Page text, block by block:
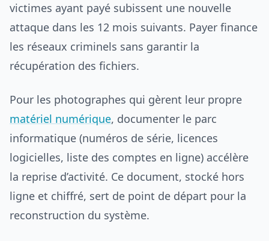
victimes ayant payé subissent une nouvelle
attaque dans les 12 mois suivants. Payer finance
les réseaux criminels sans garantir la
récupération des fichiers.
Pour les photographes qui gèrent leur propre
matériel numérique, documenter le parc
informatique (numéros de série, licences
logicielles, liste des comptes en ligne) accélère
la reprise d’activité. Ce document, stocké hors
ligne et chiffré, sert de point de départ pour la
reconstruction du système.